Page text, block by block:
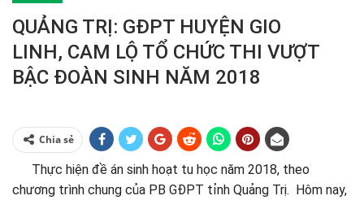
QUẢNG TRỊ: GĐPT HUYỆN GIO
LINH, CAM LỘ TỔ CHỨC THI VƯỢT
BẬC ĐOÀN SINH NĂM 2018
Chia sẻ
Thực hiện đề án sinh hoạt tu học năm 2018, theo
chương trình chung của PB GĐPT tỉnh Quảng Trị. Hôm nay,